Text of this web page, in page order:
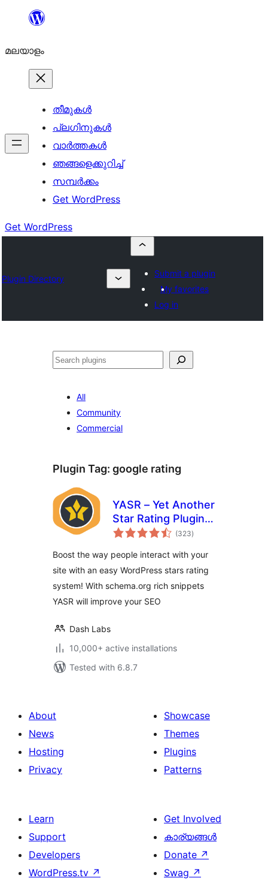
ഉള്ളടക്കത്തിലേക്ക്
മലയാളം
തീമുകൾ
പ്ലഗിനുകൾ
വാര്‍ത്തകള്‍
ഞങ്ങളെക്കുറിച്ച്
സമ്പര്‍ക്കം
Get WordPress
Get WordPress
Plugin Directory
Submit a plugin
My favorites
Log in
തിരയുക
All
Community
Commercial
Plugin Tag: google rating
YASR – Yet Another
Star Rating Plugin
for WordPress
(323total
ratings
)
Boost the way people interact with your
site with an easy WordPress stars rating
system! With schema.org rich snippets
YASR will improve your SEO
Dash Labs
10,000+ active installations
Tested with 6.8.7
About
News
Hosting
Privacy
Showcase
Themes
Plugins
Patterns
Learn
Support
Developers
WordPress.tv ↗
Get Involved
കാര്യങ്ങള്‍
Donate ↗
Swag ↗